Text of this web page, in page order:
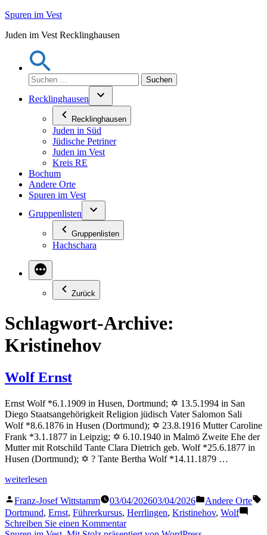
Zum
springen
Spuren im Vest
Juden im Vest Recklinghausen
Suchen
nach:
Recklinghausen
Recklinghausen
Juden in Süd
Jüdische Petriner
Juden im Vest
Kreis RE
Bochum
Andere Orte
Spuren im Vest
Gruppenlisten
Gruppenlisten
Hachschara
Zurück
Schlagwort-Archive:
Kristinehov
Wolf Ernst
Ernst Wolf *6.1.1909 in Husen, Dortmund; ✡ 13.5.1994 in San
Diego Staatsangehörigkeit Religion jüdisch Vater Salomon Sali
Wolf *8.6.1876 in Husen (Dortmund); ✡ 23.8.1916 Mutter Caroline
Frank *3.1.1877 in Leipzig; ✡ 6.10.1940 in Malmö Zweite Ehe der
Mutter mit Rotschild Tante Clara Dietrich geb. Wolf *25.6.1877 in
Husen (Dortmund); ✡ ? Tante Bertha Wolf *14.11.1879 …
„Wolf
weiterlesen
Veröffentlicht
von
Franz-Josef Wittstamm 03/04/202603/04/2026
Veröffentlicht
in
Andere Orte
Dortmund, Ernst, Führerkursus, Herrlingen, Kristinehov, Wolf
Schreiben Sie einen Kommentarzu